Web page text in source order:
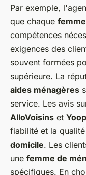
Par exemple,
que chaque
compétences
exigences des
souvent formées
supérieure. La
aides ménagères
service. Les avis
AlloVoisins et
fiabilité et la
domicile. Les
une femme de
spécifiques. En